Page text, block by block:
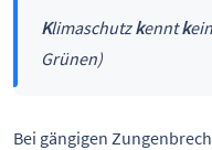
Klimaschutzkenntk
Grünen)
Bei gängigen